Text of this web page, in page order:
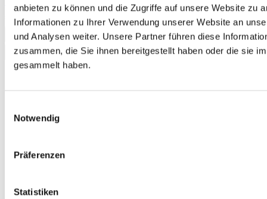
anbieten zu können und die Zugriffe auf unsere Website zu
Informationen zu Ihrer Verwendung unserer Website an
und Analysen weiter. Unsere Partner führen diese
zusammen, die Sie ihnen bereitgestellt haben oder die sie
gesammelt haben.
Notwendig
Präferenzen
Statistiken
€22.50
Add to Cart